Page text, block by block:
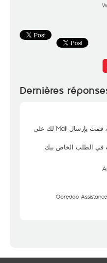
Dernières
لضمان سرية معطيات الشخصية، قمت بإرسال Mail لك على
في الطلب الخاص بيك.
Ooredoo Assistance